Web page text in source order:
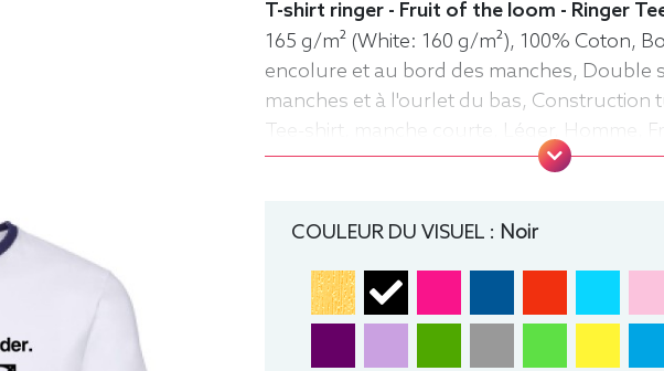
T-shirt ringer - Fruit of the loom - Ringer
165 g/m² (White: 160 g/m²), 100% Coton,
encolure et au bord des manches, Double
manches et à l'ourlet du bas, Construction
Tee-shirt, manche courte, Léger, Homme,
rond
COULEUR DU VISUEL : Noir